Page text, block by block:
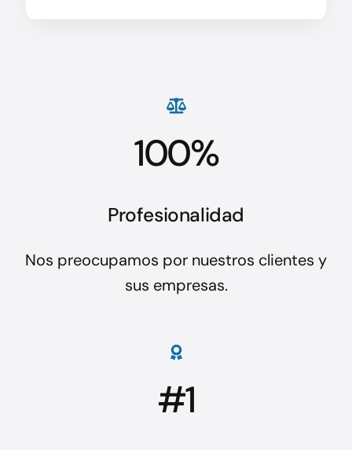
100%
Profesionalidad
Nos preocupamos por nuestros clientes y
sus empresas.
#1